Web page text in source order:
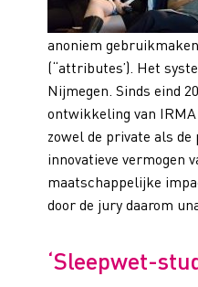
anoniem
(“attributes’). Het
Nijmegen. Sinds eind
ontwikkeling van
zowel de private als
innovatieve vermogen
maatschappelijke
door de jury daarom
‘Sleepwet-